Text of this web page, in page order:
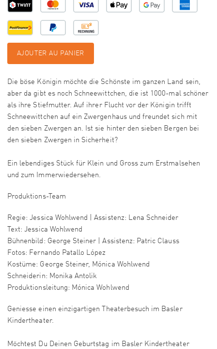
AJOUTER AU PANIER
Die böse Königin möchte die Schönste im ganzen Land sein,
aber da gibt es noch Schneewittchen, die ist 1000-mal schöner
als ihre Stiefmutter. Auf ihrer Flucht vor der Königin trifft
Schneewittchen auf ein Zwergenhaus und freundet sich mit
den sieben Zwergen an. Ist sie hinter den sieben Bergen bei
den sieben Zwergen in Sicherheit?
Ein lebendiges Stück für Klein und Gross zum Erstmalsehen
und zum Immerwiedersehen.
Produktions-Team
Regie: Jessica Wohlwend | Assistenz: Lena Schneider
Text: Jessica Wohlwend
Bühnenbild: George Steiner | Assistenz: Patric Clauss
Fotos: Fernando Patallo López
Kostüme: George Steiner, Mónica Wohlwend
Schneiderin: Monika Antolik
Produktionsleitung: Mónica Wohlwend
Geniesse einen einzigartigen Theaterbesuch im Basler
Kindertheater.
Möchtest Du Deinen Geburtstag im Basler Kindertheater